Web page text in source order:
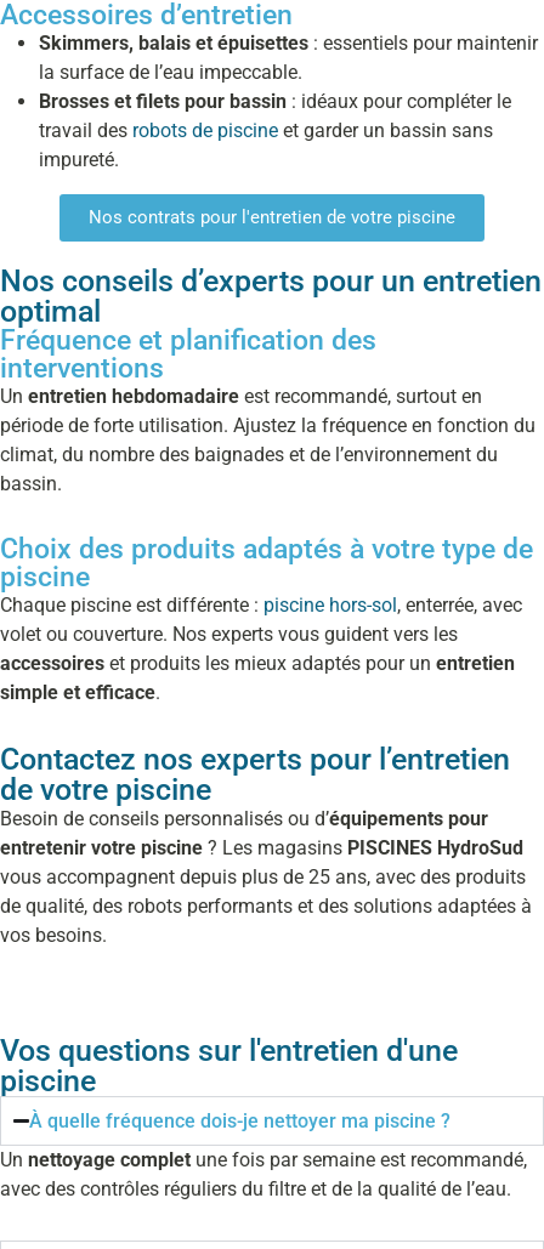
Accessoires d’entretien
Skimmers, balais et épuisettes : essentiels pour maintenir
la surface de l’eau impeccable.
Brosses et filets pour bassin : idéaux pour compléter le
travail des robots de piscine et garder un bassin sans
impureté.
Nos contrats pour l'entretien de votre piscine
Nos conseils d’experts pour un entretien
optimal
Fréquence et planification des
interventions
Un entretien hebdomadaire est recommandé, surtout en
période de forte utilisation. Ajustez la fréquence en fonction du
climat, du nombre des baignades et de l’environnement du
bassin.
Choix des produits adaptés à votre type de
piscine
Chaque piscine est différente : piscine hors-sol , enterrée, avec
volet ou couverture. Nos experts vous guident vers les
accessoires et produits les mieux adaptés pour un entretien
simple et efficace.
Contactez nos experts pour l’entretien
de votre piscine
Besoin de conseils personnalisés ou d’équipements pour
entretenir votre piscine ? Les magasins PISCINES HydroSud
vous accompagnent depuis plus de 25 ans, avec des produits
de qualité, des robots performants et des solutions adaptées à
vos besoins.
Vos questions sur l'entretien d'une
piscine
À quelle fréquence dois-je nettoyer ma piscine ?
Un nettoyage complet une fois par semaine est recommandé,
avec des contrôles réguliers du filtre et de la qualité de l’eau.